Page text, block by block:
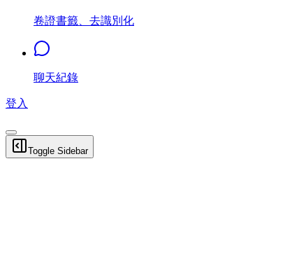
卷證書籤、去識別化
聊天紀錄
登入
Toggle Sidebar